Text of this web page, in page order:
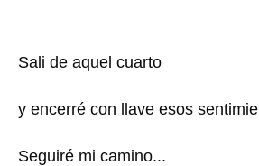
Sali de aquel cuarto
y encerré con llave esos
Seguiré mi camino...